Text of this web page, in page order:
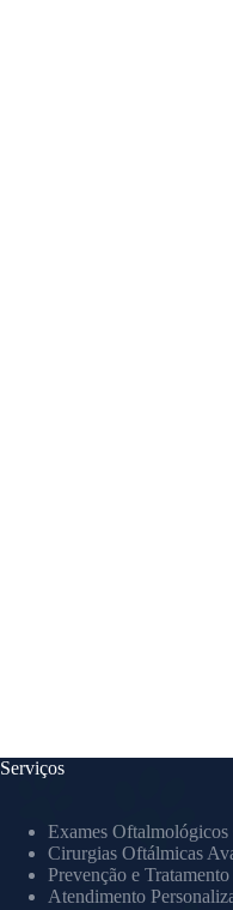
Serviços
Exames Oftalmológicos
Cirurgias Oftálmicas
Prevenção e Tratamento
Atendimento